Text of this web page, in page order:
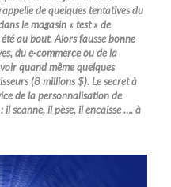
de quelques tentatives du
le magasin « test » de
été au bout. Alors fausse bonne
du e-commerce ou de la
quand même quelques
(8 millions $). Le secret à
de la personnalisation de
scanne, il pèse, il encaisse …. à